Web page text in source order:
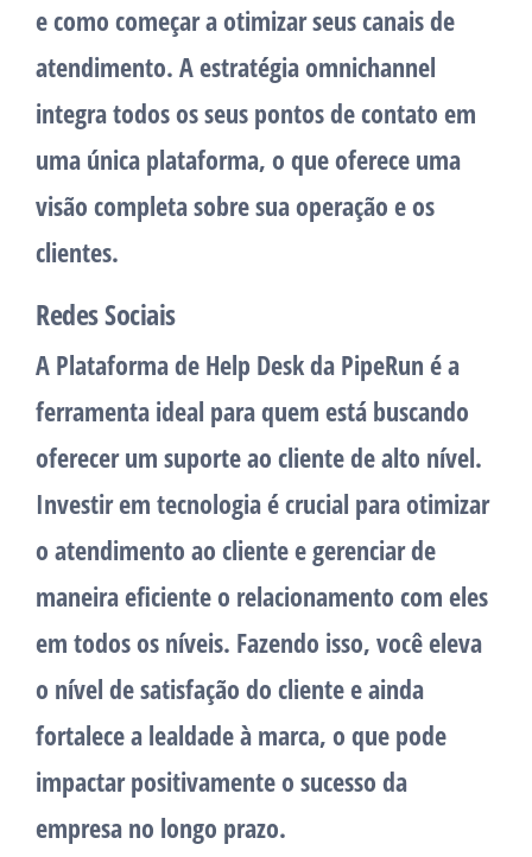
e como começar a otimizar seus canais de
atendimento. A estratégia omnichannel
integra todos os seus pontos de contato em
uma única plataforma, o que oferece uma
visão completa sobre sua operação e os
clientes.
Redes Sociais
A Plataforma de Help Desk da PipeRun é a
ferramenta ideal para quem está buscando
oferecer um suporte ao cliente de alto nível.
Investir em tecnologia é crucial para otimizar
o atendimento ao cliente e gerenciar de
maneira eficiente o relacionamento com eles
em todos os níveis. Fazendo isso, você eleva
o nível de satisfação do cliente e ainda
fortalece a lealdade à marca, o que pode
impactar positivamente o sucesso da
empresa no longo prazo.